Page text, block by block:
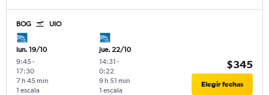
BOG UIO
lun. 19/10
9:45-
17:30
1 escala
7 h 45 min
jue. 22/10
14:31 -
0:22
1 escala
9 h 51 min
$345
Elegir fechas